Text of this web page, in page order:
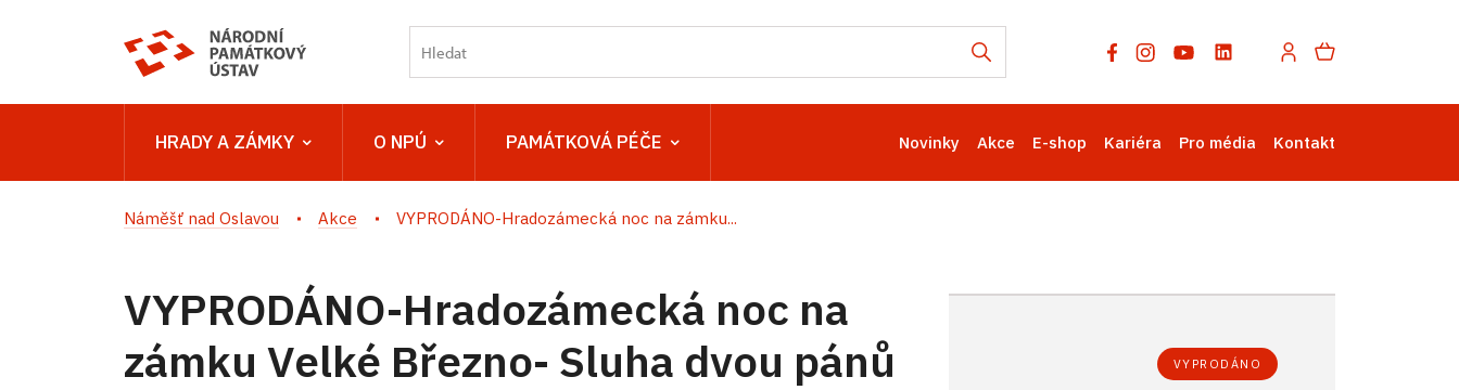
HRADY A ZÁMKY O NPÚ PAMÁTKOVÁ PÉČE Novinky Akce E-shop Kariéra Pro média Kontakt
Náměšť nad Oslavou Akce VYPRODÁNO-Hradozámecká noc na zámku...
VYPRODÁNO-Hradozámecká noc na
zámku Velké Březno- Sluha dvou pánů
VYPRODÁNO